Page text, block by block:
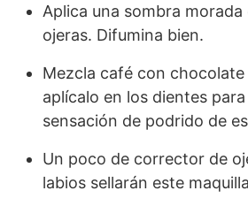
Aplica una sombra
ojeras. Difumina bien.
Mezcla café con
aplícalo en los dientes
sensación de podrido de
Un poco de corrector de
labios sellarán este